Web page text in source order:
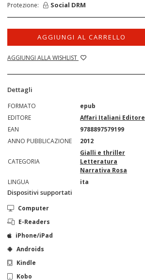
Protezione: Social DRM
AGGIUNGI AL CARRELLO
AGGIUNGI ALLA WISHLIST
Dettagli
FORMATO
epub
EDITORE
Affari Italiani Editore
EAN
9788897579199
ANNO PUBBLICAZIONE
2012
CATEGORIA
Gialli e thriller
Letteratura
Narrativa Rosa
LINGUA
ita
Dispositivi supportati
Computer
E-Readers
iPhone/iPad
Androids
Kindle
Kobo